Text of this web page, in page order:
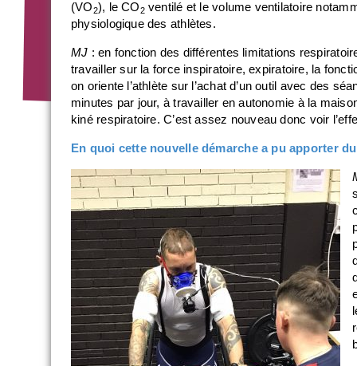
(VO2), le CO2ventilé et le volume ventilatoire
physiologique des athlètes.
MJ : en fonction des différentes limitations
travailler sur la force inspiratoire, expiratoire, la
on oriente l’athlète sur l’achat d’un outil avec des
minutes par jour, à travailler en autonomie à la
kiné respiratoire. C’est assez nouveau donc voir
En quoi cette nouvelle démarche a pu apporter